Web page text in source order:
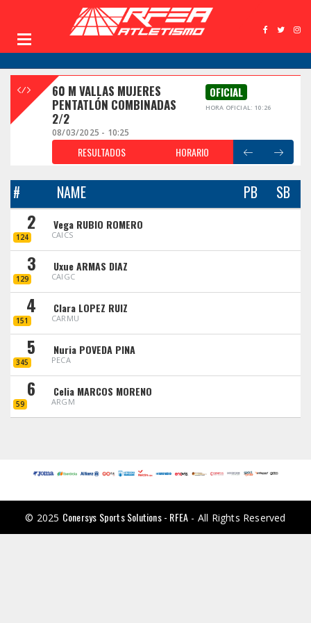
60 M VALLAS MUJERES
PENTATLÓN COMBINADAS
2/2
OFICIAL
HORA OFICIAL: 10:26
08/03/2025 - 10:25
RESULTADOS HORARIO
# NAME PB SB
2
124
Vega RUBIO ROMERO
CAICS
3
129
Uxue ARMAS DIAZ
CAIGC
4
151
Clara LOPEZ RUIZ
CARMU
5
345
Nuria POVEDA PINA
PECA
6
59
Celia MARCOS MORENO
ARGM
© 2025 Conersys Sports Solutions - RFEA - All Rights Reserved